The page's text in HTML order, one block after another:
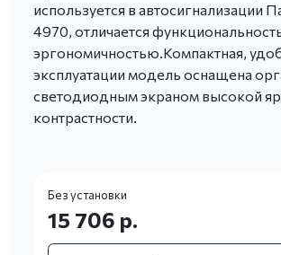
используется в автосигнализации
4970, отличается
эргономичностью.Компактная,
эксплуатации модель оснащена
светодиодным экраном высокой
контрастности.
Без установки
15 706 р.